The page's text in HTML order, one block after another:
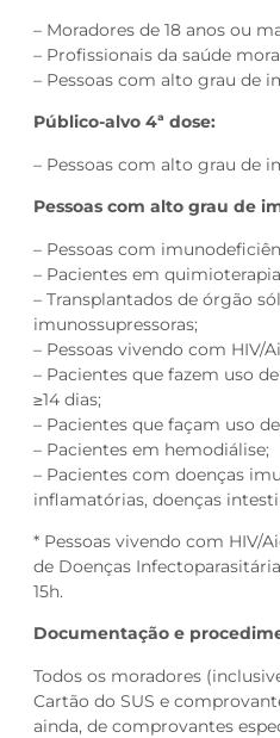
– Moradores de 18 anos ou
– Profissionais da saúde
– Pessoas com alto grau de
Público-alvo 4ª dose:
– Pessoas com alto grau de
Pessoas com alto grau de
– Pessoas com
– Pacientes em
– Transplantados de órgão
imunossupressoras;
– Pessoas vivendo com HIV/
– Pacientes que fazem uso
≥14 dias;
– Pacientes que façam uso
– Pacientes em hemodiálise;
– Pacientes com doenças
inflamatórias, doenças
* Pessoas vivendo com HIV/
de Doenças
15h.
Documentação e
Todos os moradores
Cartão do SUS e
ainda, de comprovantes